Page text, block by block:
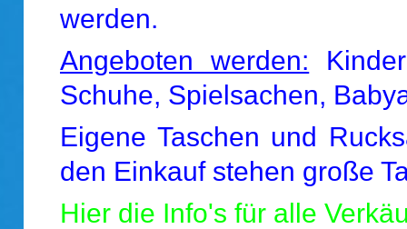
werden.
Angeboten werden:
Schuhe, Spielsachen,
Eigene Taschen und
den Einkauf stehen große
Hier die Info's für alle